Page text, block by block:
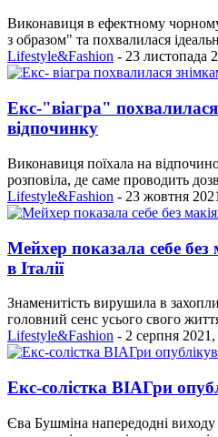
Виконавиця в ефектному
з образом" та похвалилася
Lifestyle&Fashion - 23 листопада
Екс-"віагра"
відпочинку
Виконавиця поїхала на
розповіла, де саме проводить
Lifestyle&Fashion - 23 жовтня
Мейхер показала себе
в Італії
Знаменитість вирушила в
головний сенс усього свого
Lifestyle&Fashion - 2 серпня
Екс-солістка ВІАГри
Єва Бушміна напередодні